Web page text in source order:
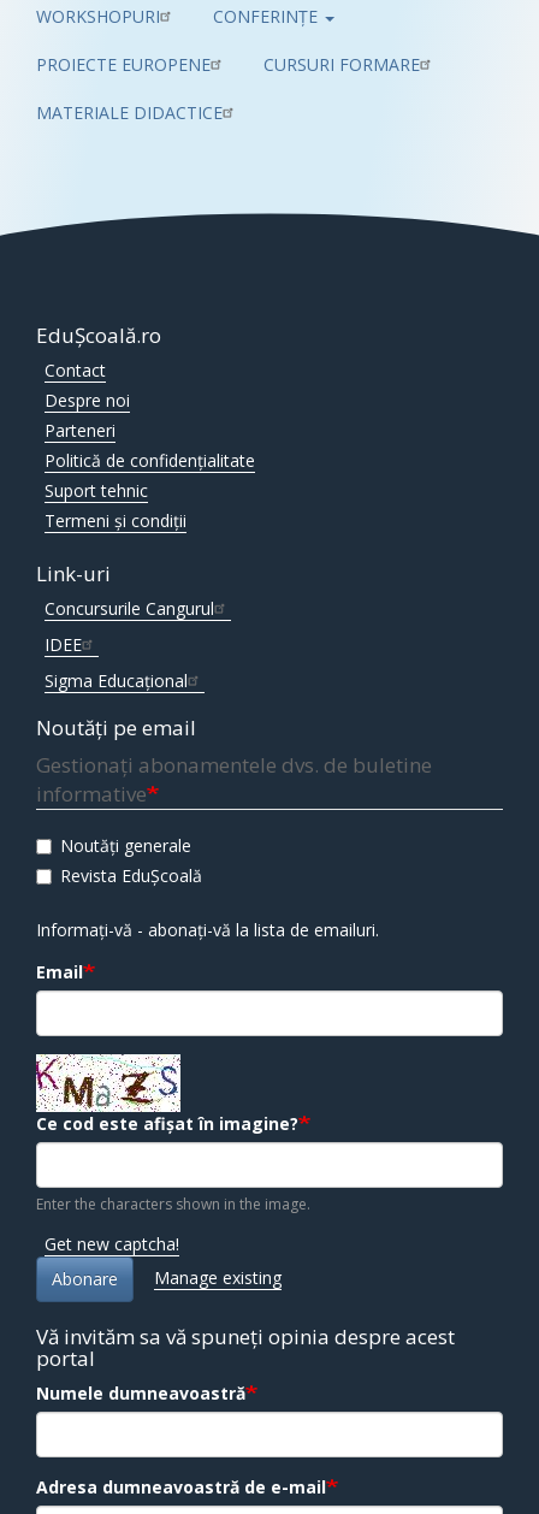
WORKSHOPURI CONFERINȚE
PROIECTE EUROPENE CURSURI FORMARE
MATERIALE DIDACTICE
EduȘcoală.ro
Contact
Despre noi
Parteneri
Politică de confidențialitate
Suport tehnic
Termeni și condiții
Link-uri
Concursurile Cangurul
IDEE
Sigma Educațional
Noutăți pe email
Gestionați abonamentele dvs. de buletine
informative
Noutăți generale
Revista EduȘcoală
Informați-vă - abonați-vă la lista de emailuri.
Email
Ce cod este afișat în imagine?
Enter the characters shown in the image.
Get new captcha!
Abonare
Manage existing
Vă invităm sa vă spuneți opinia despre acest
portal
Numele dumneavoastră
Adresa dumneavoastră de e-mail